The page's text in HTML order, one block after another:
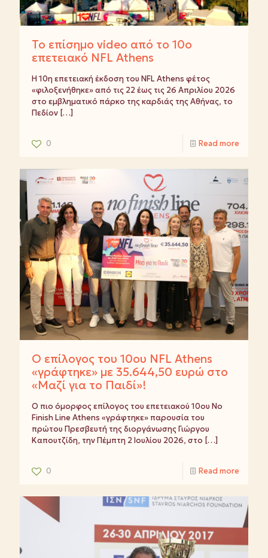
Το επίσημο video από το 10ο
επετειακό NFL Athens
Η 10η επετειακή έκδοση του NFL Athens φέτος
«φιλοξενήθηκε» από τις 22 έως τις 26 Απριλίου 2026
στο εμβληματικό πάρκο της καρδιάς της Αθήνας, το
Πεδίον […]
0 Read more
Ο επίλογος του 10ου NFL Athens
«γράφτηκε» με 35.644,50 ευρώ στο
«Μαζί για το Παιδί»!
Ο πιο όμορφος επίλογος του επετειακού 10ου No
Finish Line Athens «γράφτηκε» παρουσία του
πρώτου Πρεσβευτή της διοργάνωσης Γιώργου
Καπουτζίδη, την Πέμπτη 2 Ιουλίου 2026, στο […]
0 Read more